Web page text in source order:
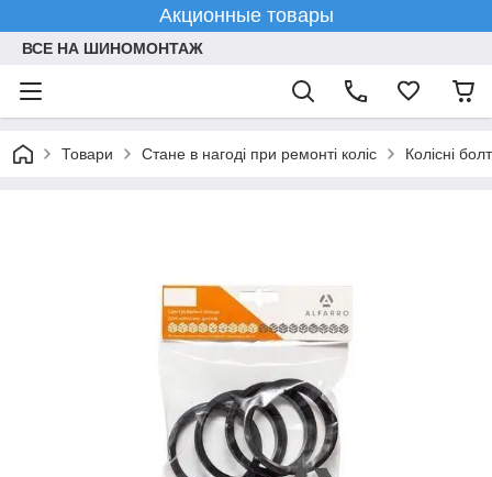
Акционные товары
ВСЕ НА ШИНОМОНТАЖ
Товари Стане в нагоді при ремонті коліс Колісні